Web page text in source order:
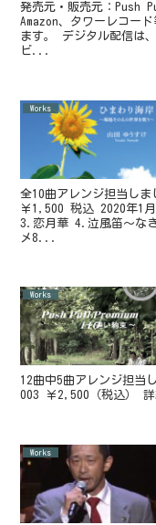
発売元・販売元：Push
Amazon、タワーレコー
ます。 デジタル配信は
ビ...
Works
全10曲アレンジ担当し
￥1,500 税込 2020年1
3.恋月華 4.泣風笛〜な
メ8...
Works
12曲中5曲アレンジ担当
003 ￥2,500（税込） 詳
Works